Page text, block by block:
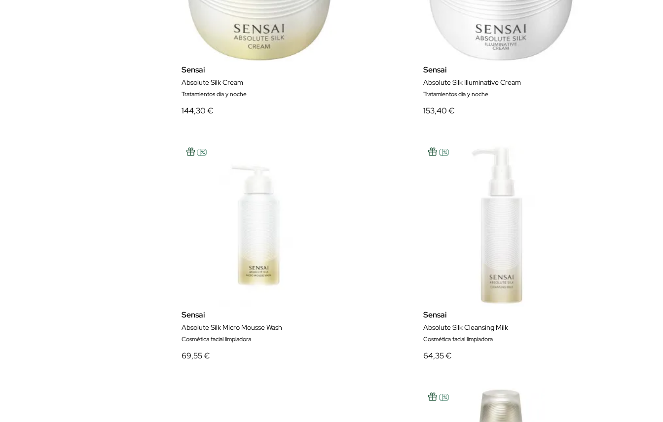
Sensai
Absolute Silk Cream
Tratamientos día y noche
144,30 €
Sensai
Absolute Silk Illuminative Cream
Tratamientos día y noche
153,40 €
Sensai
Absolute Silk Micro Mousse Wash
Cosmética facial limpiadora
69,55 €
Sensai
Absolute Silk Cleansing Milk
Cosmética facial limpiadora
64,35 €